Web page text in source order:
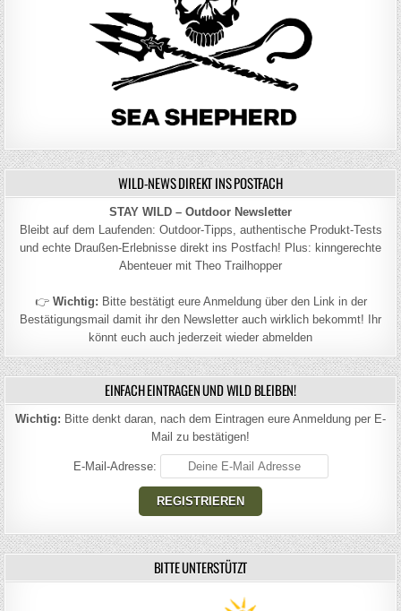
WILD-NEWS DIREKT INS POSTFACH
STAY WILD – Outdoor Newsletter
Bleibt auf dem Laufenden: Outdoor-Tipps, authentische Produkt-Tests
und echte Draußen-Erlebnisse direkt ins Postfach! Plus: kinngerechte
Abenteuer mit Theo Trailhopper
👉 Wichtig: Bitte bestätigt eure Anmeldung über den Link in der
Bestätigungsmail damit ihr den Newsletter auch wirklich bekommt! Ihr
könnt euch auch jederzeit wieder abmelden
EINFACH EINTRAGEN UND WILD BLEIBEN!
Wichtig: Bitte denkt daran, nach dem Eintragen eure Anmeldung per E-
Mail zu bestätigen!
E-Mail-Adresse:
BITTE UNTERSTÜTZT